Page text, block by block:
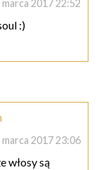
marca 2017 22:52
:)
marca 2017 23:06
włosy są